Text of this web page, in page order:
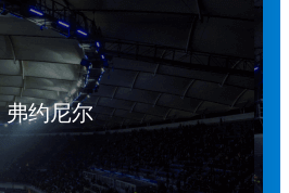
弗约尼尔